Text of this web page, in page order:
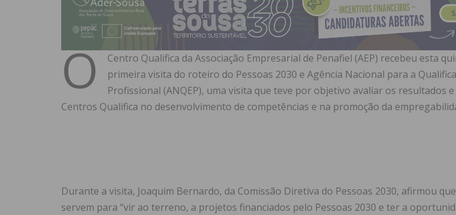
O
Centro Qualifica da Associação Empresarial de Penafiel (AEP) recebeu esta
primeira visita do roteiro do Pessoas 2030 e Agência Nacional para a
Profissional (ANQEP), uma visita que teve por objetivo avaliar os resultados
Centros Qualifica no desenvolvimento de competências e na promoção da
Durante a visita, Joaquim Bernardo, da Comissão Diretiva do Pessoas 2030, afirmou
servem para “vir ao terreno, a projetos financiados pelo Pessoas 2030 e ter a